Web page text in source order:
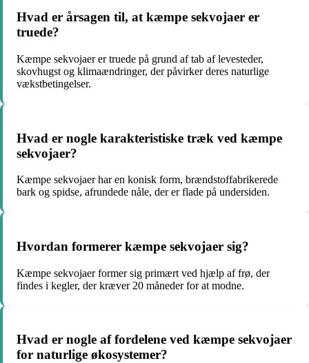
Hvad er årsagen til, at kæmpe sekvojaer er
truede?
Kæmpe sekvojaer er truede på grund af tab af levesteder,
skovhugst og klimaændringer, der påvirker deres naturlige
vækstbetingelser.
Hvad er nogle karakteristiske træk ved kæmpe
sekvojaer?
Kæmpe sekvojaer har en konisk form, brændstoffabrikerede
bark og spidse, afrundede nåle, der er flade på undersiden.
Hvordan formerer kæmpe sekvojaer sig?
Kæmpe sekvojaer former sig primært ved hjælp af frø, der
findes i kegler, der kræver 20 måneder for at modne.
Hvad er nogle af fordelene ved kæmpe sekvojaer
for naturlige økosystemer?